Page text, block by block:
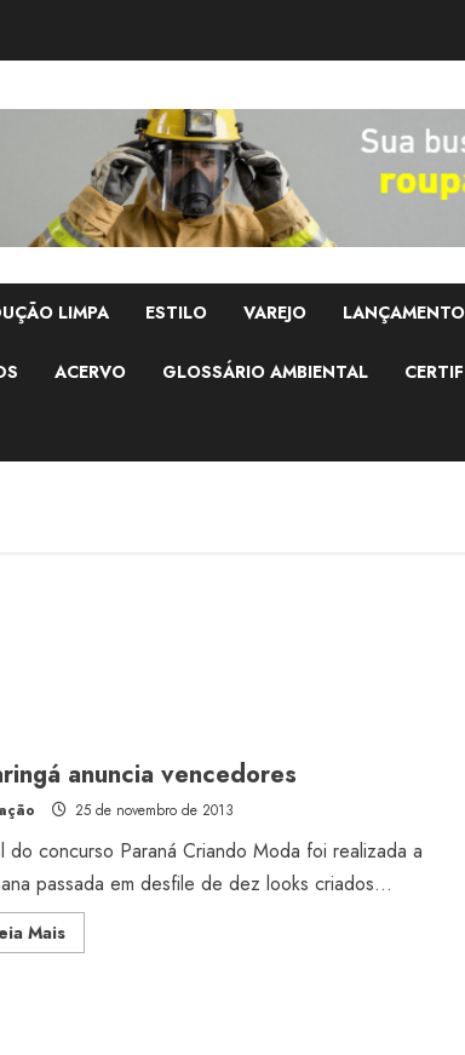
LIMPA ESTILO VAREJO
ACERVO GLOSSÁRIO AMBIENTAL
anuncia vencedores
25 de novembro de 2013
do concurso Paraná Criando Moda foi realizada a
passada em desfile de dez looks criados...
MaisRead
more